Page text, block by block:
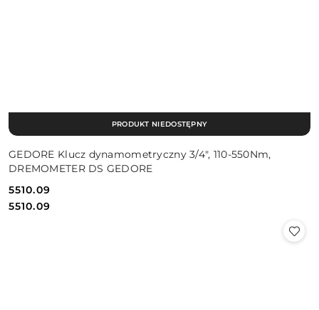
GEDORE Klucz dynamometryczny 3/4", 110-550Nm,
DREMOMETER DS GEDORE
Cena:
5510.09
Cena:
5510.09
PRODUKT NIEDOSTĘPNY